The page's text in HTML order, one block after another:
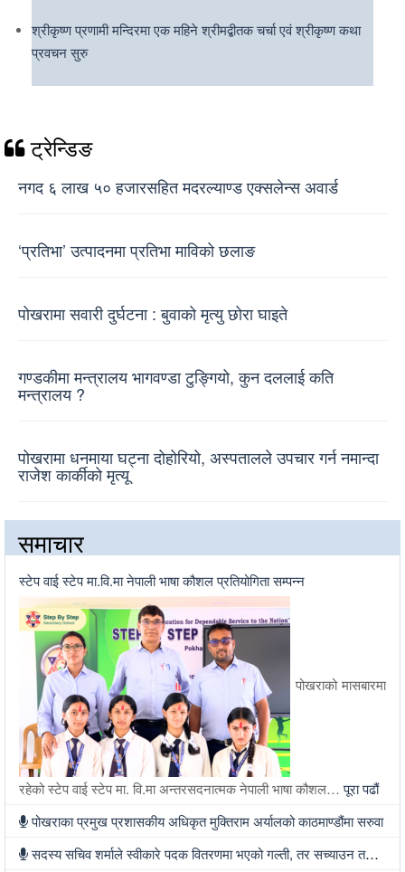
श्रीकृष्ण प्रणामी मन्दिरमा एक महिने श्रीमद्बीतक चर्चा एवं श्रीकृष्ण कथा
प्रवचन सुरु
ट्रेन्डिङ
नगद ६ लाख ५० हजारसहित मदरल्याण्ड एक्सलेन्स अवार्ड
‘प्रतिभा’ उत्पादनमा प्रतिभा माविको छलाङ
पोखरामा सवारी दुर्घटना : बुवाको मृत्यु छोरा घाइते
गण्डकीमा मन्त्रालय भागवण्डा टुङ्गियो, कुन दललाई कति
मन्त्रालय ?
पोखरामा धनमाया घट्ना दोहोरियो, अस्पतालले उपचार गर्न नमान्दा
राजेश कार्कीको मृत्यू
समाचार
स्टेप वाई स्टेप मा.वि.मा नेपाली भाषा कौशल प्रतियोगिता सम्पन्न
पोखराको मासबारमा
रहेको स्टेप वाई स्टेप मा. वि.मा अन्तरसदनात्मक नेपाली भाषा कौशल…पूरा पढौं
पोखराका प्रमुख प्रशासकीय अधिकृत मुक्तिराम अर्यालको काठमाण्डौंमा सरुवा
सदस्य सचिव शर्माले स्वीकारे पदक वितरणमा भएको गल्ती, तर सच्याउन तयार भएनन्